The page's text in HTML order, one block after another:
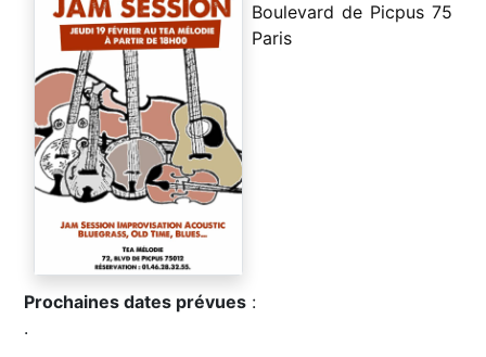
Boulevard de Picpus 75
Paris
Prochaines dates prévues :
.